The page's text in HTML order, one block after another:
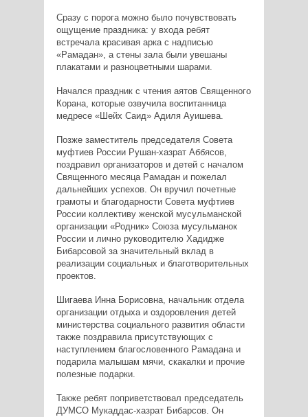
Сразу с порога можно было почувствовать
ощущение праздника: у входа ребят
встречала красивая арка с надписью
«Рамадан», а стены зала были увешаны
плакатами и разноцветными шарами.
Начался праздник с чтения аятов Священного
Корана, которые озвучила воспитанница
медресе «Шейх Саид» Адиля Ауишева.
Позже заместитель председателя Совета
муфтиев России Рушан-хазрат Аббясов,
поздравил организаторов и детей с началом
Священного месяца Рамадан и пожелал
дальнейших успехов. Он вручил почетные
грамоты и благодарности Совета муфтиев
России коллективу женской мусульманской
организации «Родник» Союза мусульманок
России и лично руководителю Хадидже
Бибарсовой за значительный вклад в
реализации социальных и благотворительных
проектов.
Шигаева Инна Борисовна, начальник отдела
организации отдыха и оздоровления детей
министерства социального развития области
также поздравила присутствующих с
наступлением благословенного Рамадана и
подарила малышам мячи, скакалки и прочие
полезные подарки.
Также ребят поприветствовал председатель
ДУМСО Мукаддас-хазрат Бибарсов. Он